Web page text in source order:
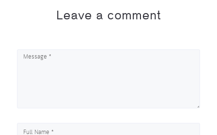
Leave a comment